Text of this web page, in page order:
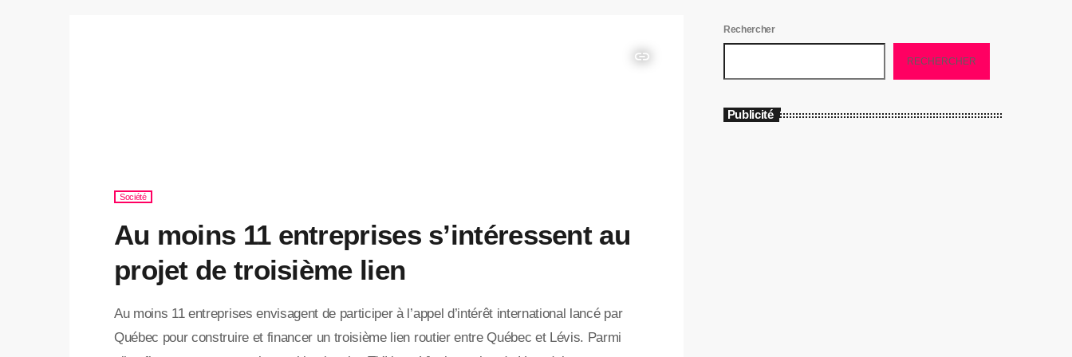
insert_link
Société
Au moins 11 entreprises s’intéressent au
projet de troisième lien
Au moins 11 entreprises envisagent de participer à l’appel d’intérêt international lancé par
Québec pour construire et financer un troisième lien routier entre Québec et Lévis. Parmi
Rechercher
RECHERCHER
Publicité